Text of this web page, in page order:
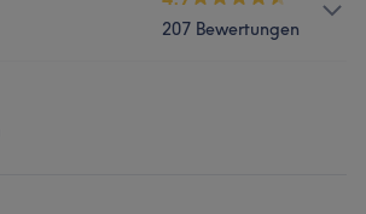
207 Bewertungen